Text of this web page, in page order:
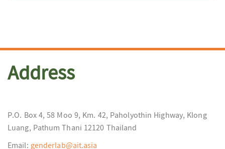
Address
P.O. Box 4, 58 Moo 9, Km. 42, Paholyothin Highway, Klong
Luang, Pathum Thani 12120 Thailand
Email:genderlab@ait.asia